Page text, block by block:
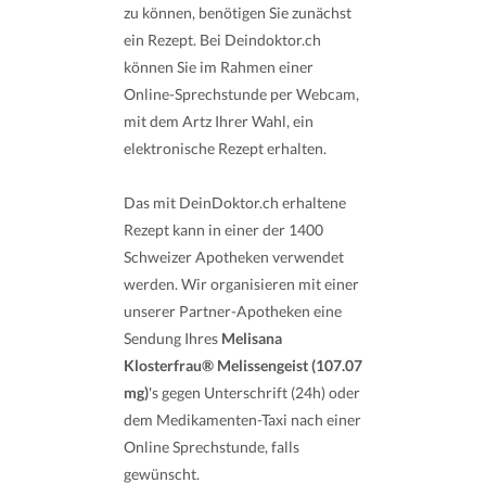
zu können, benötigen Sie zunächst
ein Rezept. Bei Deindoktor.ch
können Sie im Rahmen einer
Online-Sprechstunde per Webcam,
mit dem Artz Ihrer Wahl, ein
elektronische Rezept erhalten.
Das mit DeinDoktor.ch erhaltene
Rezept kann in einer der 1400
Schweizer Apotheken verwendet
werden. Wir organisieren mit einer
unserer Partner-Apotheken eine
Sendung Ihres Melisana
Klosterfrau® Melissengeist (107.07
mg)'s gegen Unterschrift (24h) oder
dem Medikamenten-Taxi nach einer
Online Sprechstunde, falls
gewünscht.